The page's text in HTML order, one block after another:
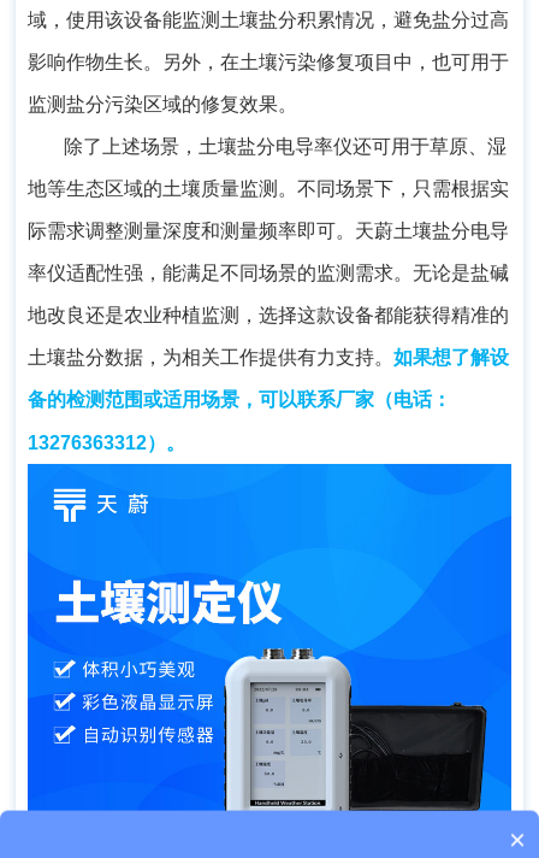
域，使用该设备能监测土壤盐分积累情况，避免盐分过高
影响作物生长。另外，在土壤污染修复项目中，也可用于
监测盐分污染区域的修复效果。
除了上述场景，土壤盐分电导率仪还可用于草原、湿
地等生态区域的土壤质量监测。不同场景下，只需根据实
际需求调整测量深度和测量频率即可。天蔚土壤盐分电导
率仪适配性强，能满足不同场景的监测需求。无论是盐碱
地改良还是农业种植监测，选择这款设备都能获得精准的
土壤盐分数据，为相关工作提供有力支持。 如果想了解设
备的检测范围或适用场景，可以联系厂家 （电话：
13276363312） 。
产品包含安装吗？
×